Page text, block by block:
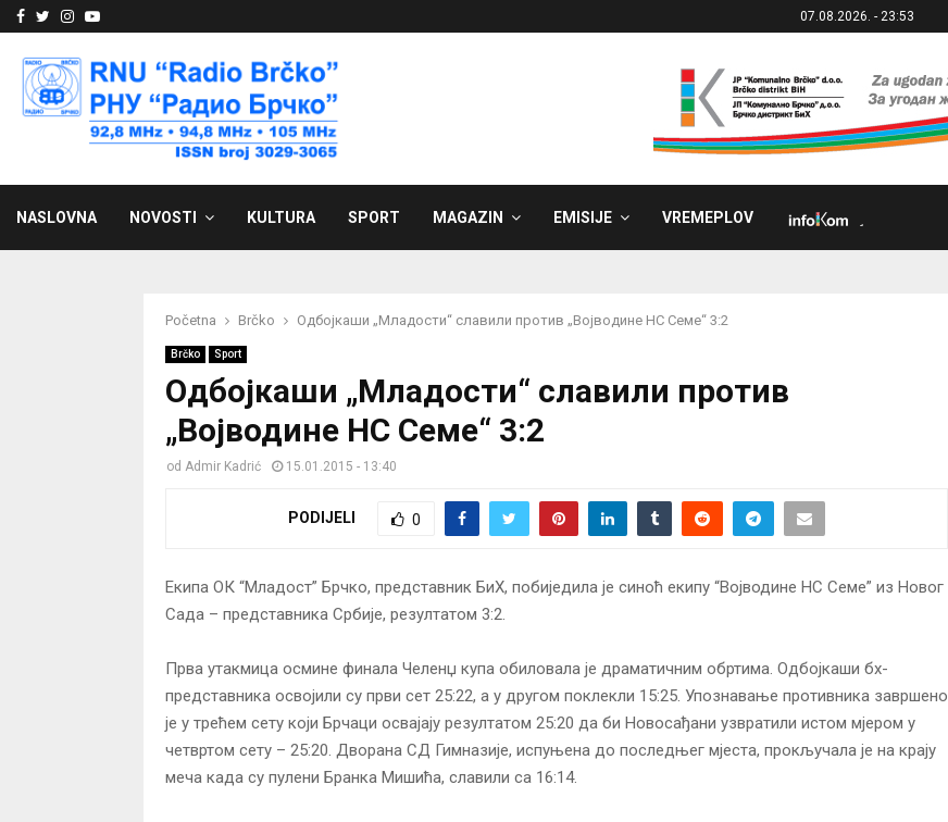
Facebook
Twitter
Instagram
Youtube 07.08.2026. - 23:53
NASLOVNA NOVOSTI KULTURA SPORT MAGAZIN EMISIJE VREMEPLOV
Početna Brčko Одбојкаши „Младости“ славили против „Војводине НС Семе“ 3:2
Brčko Sport
Одбојкаши „Младости“ славили против
„Војводине НС Семе“ 3:2
od Admir Kadrić 15.01.2015 - 13:40
PODIJELI 0
Екипа ОК “Младост” Брчко, представник БиХ, побиједила је синоћ екипу “Војводине НС Семе” из Новог
Сада – представника Србије, резултатом 3:2.
Прва утакмица осмине финала Челенџ купа обиловала је драматичним обртима. Одбојкаши бх-
представника освојили су први сет 25:22, а у другом поклекли 15:25. Упознавање противника завршено
је у трећем сету који Брчаци освајају резултатом 25:20 да би Новосађани узвратили истом мјером у
четвртом сету – 25:20. Дворана СД Гимназије, испуњена до последњег мјеста, прокључала је на крају
меча када су пулени Бранка Мишића, славили са 16:14.